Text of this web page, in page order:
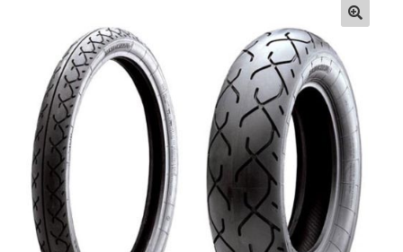
Marken
öffnen
Reifentests
Kontakt